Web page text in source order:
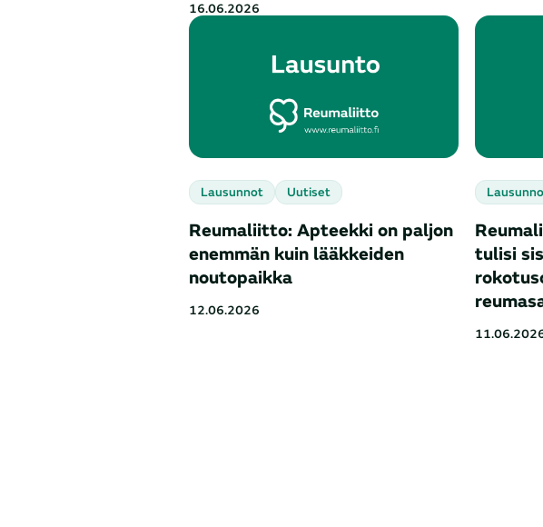
16.06.2026
Lausunnot Uutiset
Reumaliitto: Apteekki on paljon
enemmän kuin lääkkeiden
noutopaikka
12.06.2026
tulisi